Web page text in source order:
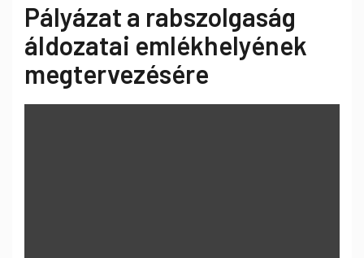
Pályázat a rabszolgaság
áldozatai emlékhelyének
megtervezésére